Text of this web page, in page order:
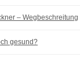
– Wegbeschreitung
gesund?